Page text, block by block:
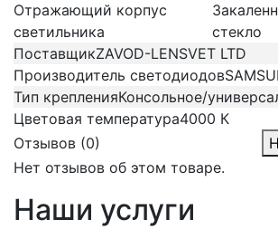
Отражающий корпус
светильника
стекло
ПоставщикZAVOD-LENSVET LTD
Производитель светодиодов
Тип крепленияКонсольное/
Цветовая температура4000 К
Отзывов (0)
Нет отзывов об этом товаре.
Наши услуги